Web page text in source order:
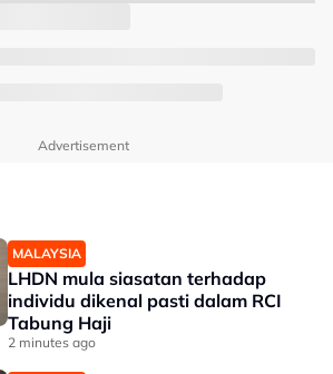
Advertisement
MALAYSIA
LHDN mula siasatan terhadap
individu dikenal pasti dalam RCI
Tabung Haji
2 minutes ago